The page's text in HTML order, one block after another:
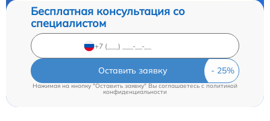
Бесплатная консультация со
специалистом
Оставить заявку
Нажимая на кнопку "Оставить заявку" Вы соглашаетесь cполитикой
конфиденциальности